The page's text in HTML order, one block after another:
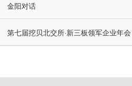
金阳对话
第七届挖贝北交所·新三板领军企业年会